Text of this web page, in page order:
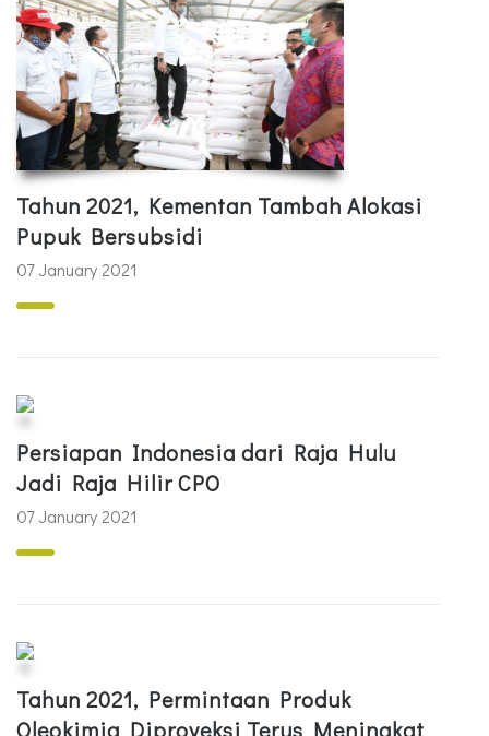
Tahun 2021, Kementan Tambah Alokasi
Pupuk Bersubsidi
07 January 2021
Persiapan Indonesia dari Raja Hulu
Jadi Raja Hilir CPO
07 January 2021
Tahun 2021, Permintaan Produk
Oleokimia Diproyeksi Terus Meningkat